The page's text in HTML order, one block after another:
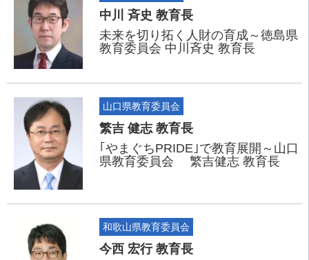
中川 斉史 教育長
未来を切り拓く人財の育成～徳島県
教育委員会 中川斉史 教育長
山口県教育委員会
繁吉 健志 教育長
｢やまぐちPRIDE｣で教育展開～山口
県教育委員会 繁吉健志 教育長
和歌山県教育委員会
今西 宏行 教育長